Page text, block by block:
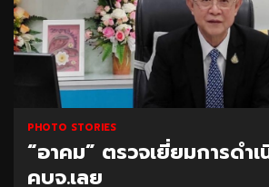
PHOTO STORIES
“อาคม” ตรวจเยี่ยมการดำ
คบจ.เลย